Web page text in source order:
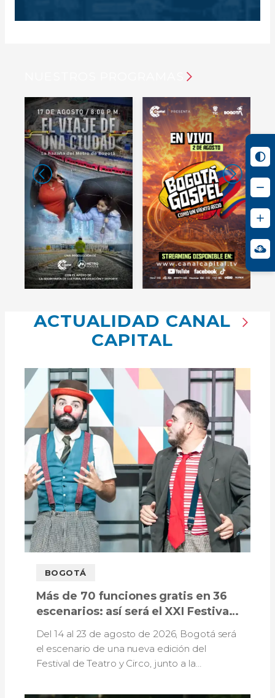
ACTUALIDAD CANAL
CAPITAL
BOGOTÁ
Más de 70 funciones gratis en 36
escenarios: así será el XXI Festival
Del 14 al 23 de agosto de 2026, Bogotá será
el escenario de una nueva edición del
Festival de Teatro y Circo, junto a la
Parque.